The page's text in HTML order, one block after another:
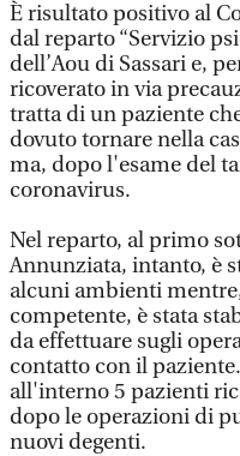
È risultato positivo al
dal reparto “Servizio
dell’Aou di Sassari e,
ricoverato in via
tratta di un paziente
dovuto tornare nella
ma, dopo l'esame del
coronavirus.
Nel reparto, al primo
Annunziata, intanto, è
alcuni ambienti
competente, è stata
da effettuare sugli
contatto con il
all'interno 5 pazienti
dopo le operazioni di
nuovi degenti.